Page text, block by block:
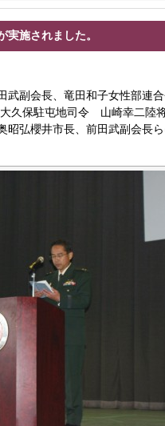
施されました。
副会長、竜田和子女性部連
久保駐屯地司令 山崎幸二陸
弘櫻井市長、前田武副会長